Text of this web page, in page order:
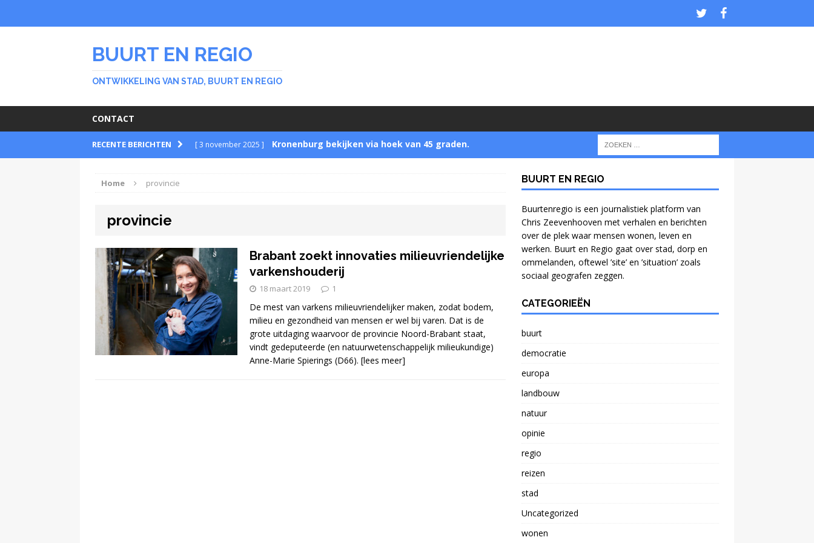
BUURT EN REGIO
ONTWIKKELING VAN STAD, BUURT EN REGIO
CONTACT
RECENTE BERICHTEN [ 3 november 2025 ] Kronenburg bekijken via hoek van 45 graden.
[ 26 februari 2024 ]
Stichting Meerbomennu NATUUR
[ 13 februari 2024 ] Verlichting lasten boeren probleem voor Nederland
DEMOCRATIE
[ 24 februari 2026 ] Brief aan Paul Smeulders, wethouder in Arnhem.
Home provincie
provincie
Brabant zoekt innovaties milieuvriendelijke
varkenshouderij
18 maart 2019 1
De mest van varkens milieuvriendelijker maken, zodat bodem,
milieu en gezondheid van mensen er wel bij varen. Dat is de
grote uitdaging waarvoor de provincie Noord-Brabant staat,
vindt gedeputeerde (en natuurwetenschappelijk milieukundige)
Anne-Marie Spierings (D66). [lees meer]
BUURT EN REGIO
Buurtenregio is een journalistiek platform van
Chris Zeevenhooven met verhalen en berichten
over de plek waar mensen wonen, leven en
werken. Buurt en Regio gaat over stad, dorp en
ommelanden, oftewel ’site’ en ’situation’ zoals
sociaal geografen zeggen.
CATEGORIEËN
buurt
democratie
europa
landbouw
natuur
opinie
regio
reizen
stad
Uncategorized
wonen